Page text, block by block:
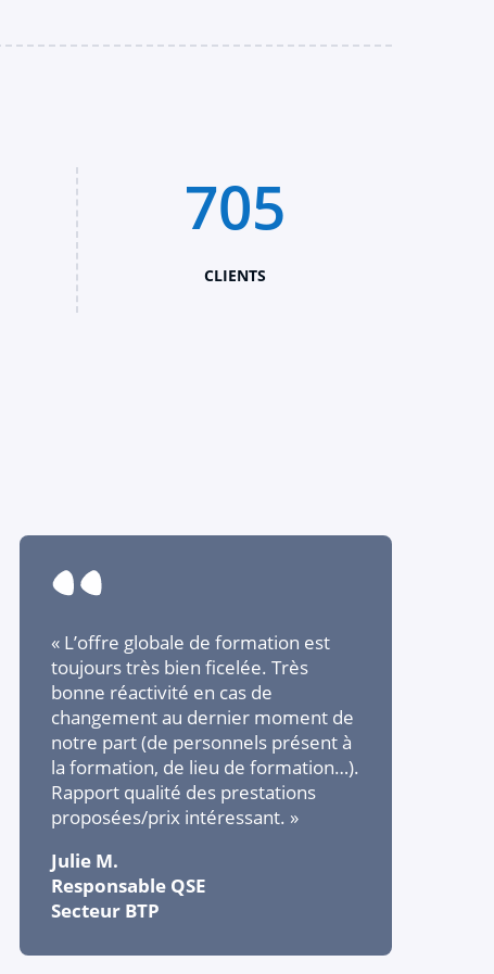
705
CLIENTS
« L’offre globale de formation est
toujours très bien ficelée. Très
bonne réactivité en cas de
changement au dernier moment de
notre part (de personnels présent à
la formation, de lieu de formation…).
Rapport qualité des prestations
proposées/prix intéressant. »
Julie M.
Responsable QSE
Secteur BTP